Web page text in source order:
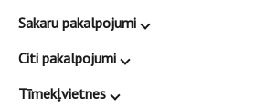
Sakaru pakalpojumi
Citi pakalpojumi
Tīmekļvietnes